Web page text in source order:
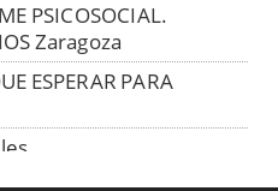
PSICOSOCIAL.
Zaragoza
ESPERAR PARA